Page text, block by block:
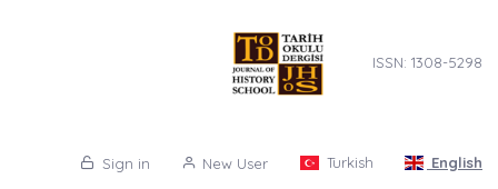
ISSN: 1308-5298
Sign in New User Turkish English